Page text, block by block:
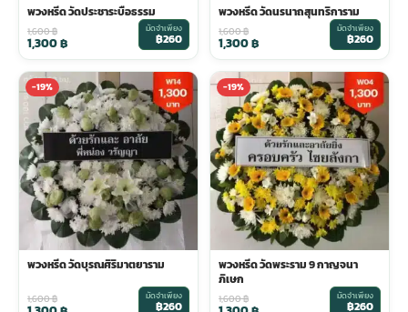
พวงหรีด วัดประชาระบือธรรม
1,600฿
1,300฿
มัดจำเพียง
฿260
พวงหรีด วัดนรนาถสุนทริการาม
1,600฿
1,300฿
มัดจำเพียง
฿260
-19%
พวงหรีด วัดบุรณศิริมาตยาราม
1,600฿ มัดจำเพียง
฿260
-19%
พวงหรีด วัดพระราม 9 กาญจนา
ภิเษก
1,600฿ มัดจำเพียง
฿260